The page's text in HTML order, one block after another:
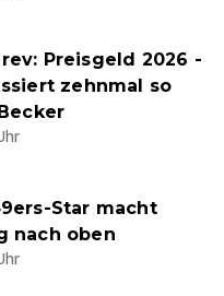
Preisgeld 2026 -
zehnmal so
Star macht
nach oben